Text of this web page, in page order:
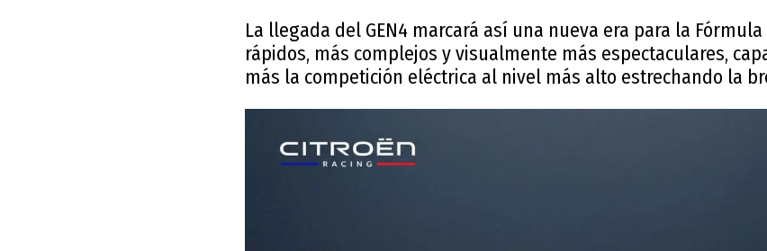
La llegada del GEN4 marcará así una nueva era para la
rápidos, más complejos y visualmente más espectaculares,
más la competición eléctrica al nivel más alto estrechando la